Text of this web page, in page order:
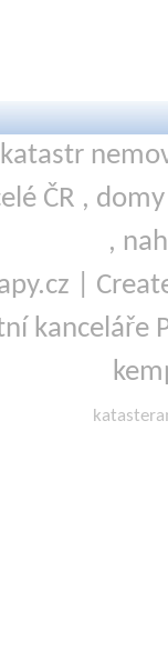
katastr
ČR ,
,
|
kanceláře